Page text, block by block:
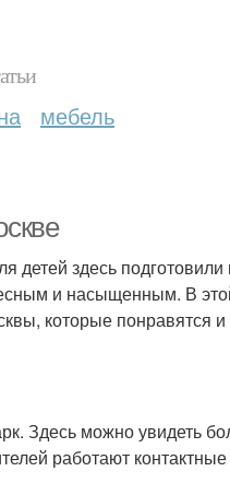
мебель
детей здесь
и насыщенным. В
которые понравятся
Здесь можно увидеть
работают контактные